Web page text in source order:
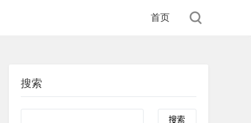
首页
搜索
Search